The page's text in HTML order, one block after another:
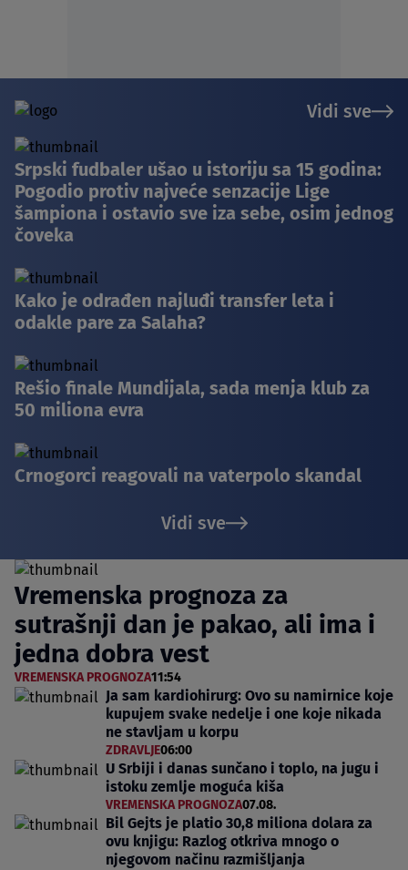
Vidi sve
Srpski fudbaler ušao u istoriju sa 15 godina:
Pogodio protiv najveće senzacije Lige
šampiona i ostavio sve iza sebe, osim jednog
čoveka
Kako je odrađen najluđi transfer leta i
odakle pare za Salaha?
Rešio finale Mundijala, sada menja klub za
50 miliona evra
Crnogorci reagovali na vaterpolo skandal
Vidi sve
Vremenska prognoza za
sutrašnji dan je pakao, ali ima i
jedna dobra vest
VREMENSKA PROGNOZA11:54
Ja sam kardiohirurg: Ovo su namirnice koje
kupujem svake nedelje i one koje nikada
ne stavljam u korpu
ZDRAVLJE06:00
U Srbiji i danas sunčano i toplo, na jugu i
istoku zemlje moguća kiša
VREMENSKA PROGNOZA07.08.
Bil Gejts je platio 30,8 miliona dolara za
ovu knjigu: Razlog otkriva mnogo o
njegovom načinu razmišljanja